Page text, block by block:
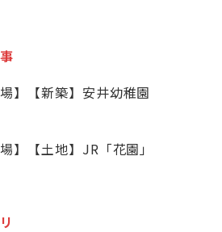
場】【新築】安井幼稚園
場】【土地】JR「花園」